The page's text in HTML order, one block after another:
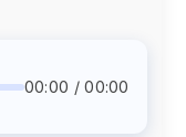
00:00 / 00:00